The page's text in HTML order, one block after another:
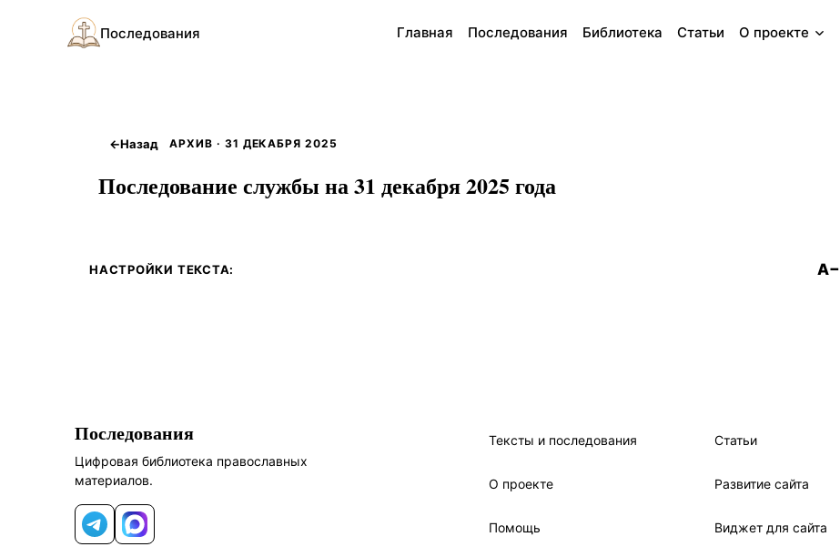
Последования Главная Последования Библиотека Статьи О проекте
←Назад АРХИВ · 31 ДЕКАБРЯ 2025
Последование службы на 31 декабря 2025 года
НАСТРОЙКИ ТЕКСТА: A−
Последования
Цифровая библиотека православных
материалов.
Telegram
MAX
Тексты и последования Статьи
О проекте Развитие сайта
Помощь Виджет для сайта